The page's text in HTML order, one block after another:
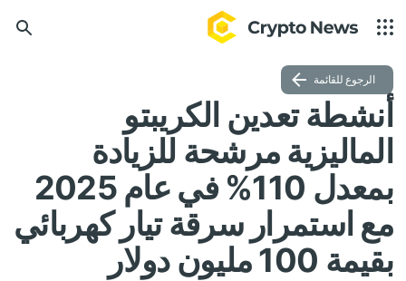
الرجوع للقائمة
أنشطة تعدين الكريبتو
الماليزية مرشحة للزيادة
بمعدل 110% في عام 2025
مع استمرار سرقة تيار كهربائي
بقيمة 100 مليون دولار